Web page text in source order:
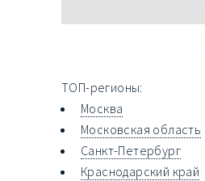
ТОП-регионы:
Москва
Московская область
Санкт-Петербург
Краснодарский край